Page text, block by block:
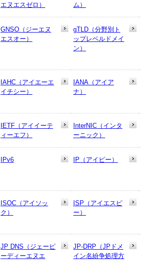
エヌエスゼロ）
ム）
GNSO（ジーエヌ
エスオー）
gTLD（分野別ト
ップレベルドメイ
ン）
IAHC（アイエーエ
イチシー）
IANA（アイア
ナ）
IETF（アイイーテ
ィーエフ）
InterNIC（インタ
ーニック）
IPv6 IP（アイピー）
ISOC（アイソッ
ク）
ISP（アイエスピ
ー）
JP DNS（ジェーピ
ーディーエヌエ
JP-DRP（JPドメ
イン名紛争処理方